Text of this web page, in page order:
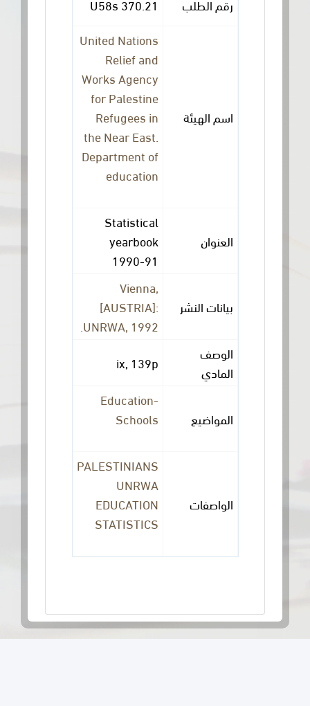
رقم الطلب 370.21 U58s
اسم الهيئة
United Nations
Relief and
Works Agency
for Palestine
Refugees in
the Near East.
Department of
education
Statistical
yearbook
1990-91
بيانات النشر
Vienna,
[AUSTRIA]:
UNRWA, 1992.
الوصف
ix, 139p
المواضيع
Education-
Schools
الواصفات
PALESTINIANS
UNRWA
EDUCATION
STATISTICS